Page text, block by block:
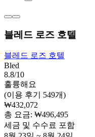
블레드 로즈 호텔
블레드 로즈 호텔
Bled
8.8/10
훌륭해요
(이용 후기 549개)
₩432,072
총 요금: ₩496,495
세금 및 수수료 포함